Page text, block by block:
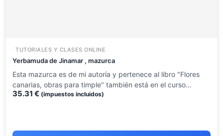
TUTORIALES Y CLASES ONLINE
Yerbamuda de Jinamar , mazurca
Esta mazurca es de mi autoría y pertenece al libro "Flores
canarias, obras para timple" también está en el curso…
35.31 € (impuestos incluidos)